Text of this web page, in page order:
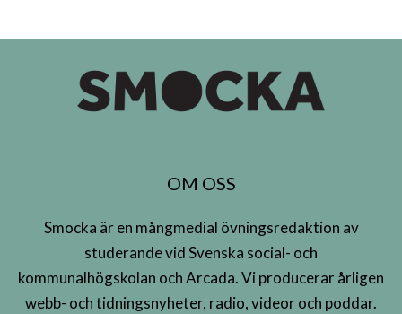
OM OSS
Smocka är en mångmedial övningsredaktion av
studerande vid Svenska social- och
kommunalhögskolan och Arcada. Vi producerar årligen
webb- och tidningsnyheter, radio, videor och poddar.